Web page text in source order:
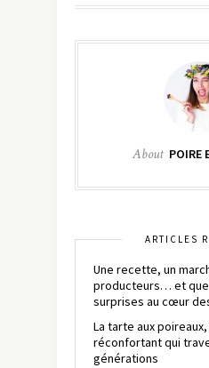
About POIRE
ARTICLES
Une recette, un
producteurs… et
surprises au cœur
La tarte aux
réconfortant qui
générations